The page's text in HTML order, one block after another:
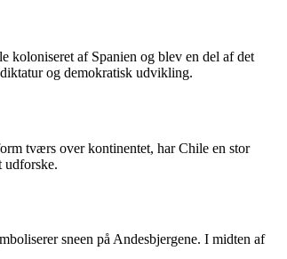
koloniseret af Spanien og blev en del af det
og demokratisk udvikling.
tværs over kontinentet, har Chile en stor
udforske.
sneen på Andesbjergene. I midten af